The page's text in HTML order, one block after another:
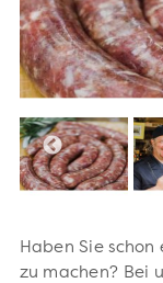
Haben Sie
zu machen? Bei